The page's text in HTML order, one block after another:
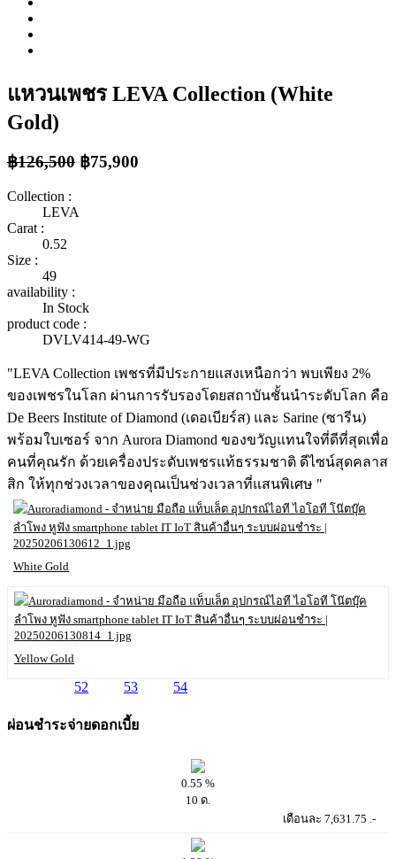
แหวนเพชร LEVA Collection (White
Gold)
฿126,500 ฿75,900
Collection :
LEVA
Carat :
0.52
Size :
49
availability :
In Stock
product code :
DVLV414-49-WG
"LEVA Collection เพชรที่มีประกายแสงเหนือกว่า พบเพียง 2%
ของเพชรในโลก ผ่านการรับรองโดยสถาบันชั้นนำระดับโลก คือ
De Beers Institute of Diamond (เดอเบียร์ส) และ Sarine (ซารีน)
พร้อมใบเซอร์ จาก Aurora Diamond ของขวัญแทนใจที่ดีที่สุดเพื่อ
คนที่คุณรัก ด้วยเครื่องประดับเพชรแท้ธรรมชาติ ดีไซน์สุดคลาส
สิก ให้ทุกช่วงเวลาของคุณเป็นช่วงเวลาที่แสนพิเศษ "
White Gold
Yellow Gold
52 53 54
ผ่อนชำระจ่ายดอกเบี้ย
0.55 %
10 ด.
เดือนละ 7,631.75 .-